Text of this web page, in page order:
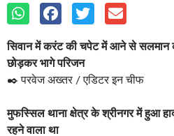
सिवान में करंट की चपेट में आने से सलमान
छोड़कर भागे परिजन
✒️ परवेज अख्तर / एडिटर इन चीफ
मुफस्सिल थाना क्षेत्र के श्रीनगर में हुआ
रहने वाला था